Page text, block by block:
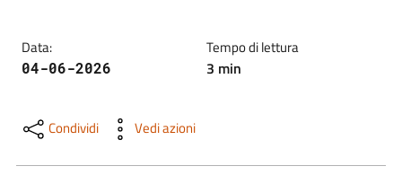
Trova
libri
film
Data:
04-06-2026
Tempo di lettura
3 min
Condividi Vedi azioni